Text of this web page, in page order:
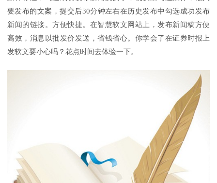
要发布的文案，提交后30分钟左右在历史发布中勾选成功发布
新闻的链接。方便快捷。在智慧软文网站上，发布新闻稿方便
高效，消息以批发价发送，省钱省心。你学会了在证券时报上
发软文要小心吗？花点时间去体验一下。